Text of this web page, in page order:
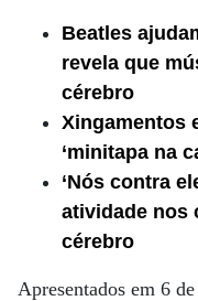
Beatles
revela que
cérebro
Xingamentos
‘minitapa na
‘Nós contra
atividade nos
cérebro
Apresentados em 6